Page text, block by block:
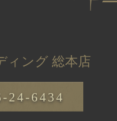
ィング 総本店
24-6434